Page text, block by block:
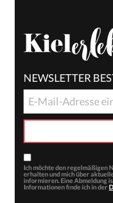
NEWSLETTER
Ich möchte den regelmäßigen
erhalten und mich über
informieren. Eine Abmeldung
Informationen finde ich in der